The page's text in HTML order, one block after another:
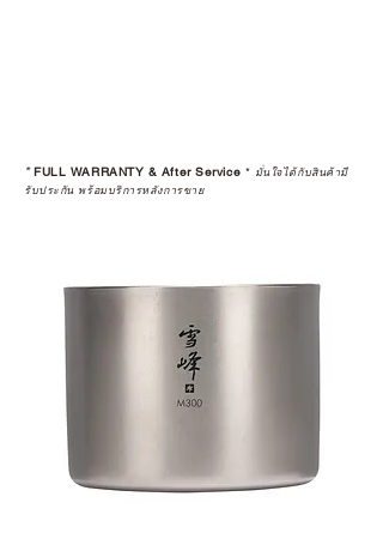
*FULL WARRANTY & After Service * มั่นใจได้กับสินค้ามี
รับประกัน พร้อมบริการหลังการขาย